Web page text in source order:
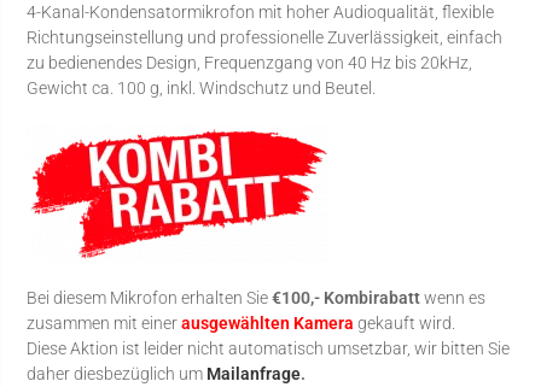
4-Kanal-Kondensatormikrofon mit hoher Audioqualität, flexible
Richtungseinstellung und professionelle Zuverlässigkeit, einfach
zu bedienendes Design, Frequenzgang von 40 Hz bis 20kHz,
Gewicht ca. 100 g, inkl. Windschutz und Beutel.
Bei diesem Mikrofon erhalten Sie€100,- Kombirabattwenn es
zusammen mit einerausgewählten Kamera gekauft wird.
Diese Aktion ist leider nicht automatisch umsetzbar, wir bitten Sie
daher diesbezüglich um Mailanfrage.